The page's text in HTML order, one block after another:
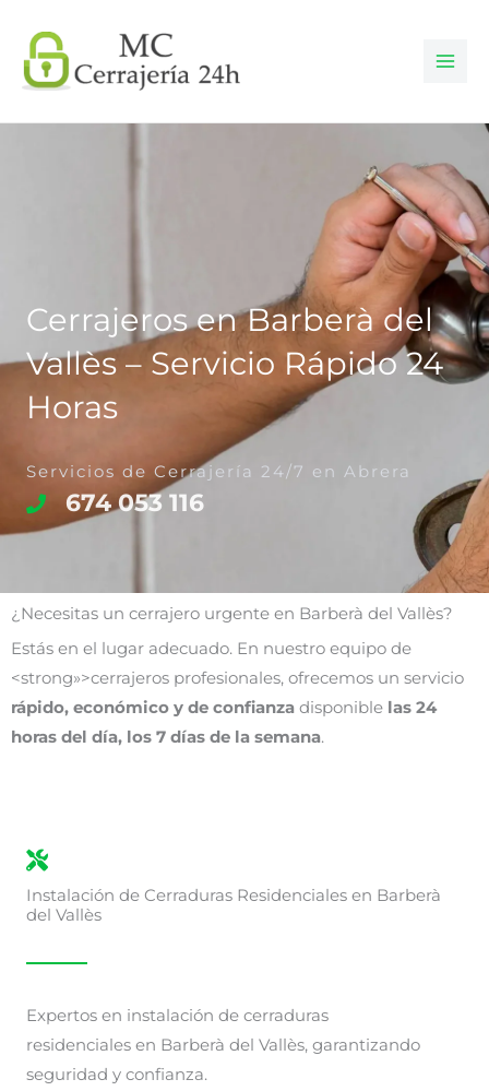
contenido
Cerrajeros en Barberà del
Vallès – Servicio Rápido 24
Horas
Servicios de Cerrajería 24/7 en Abrera
674 053 116
¿Necesitas un cerrajero urgente en Barberà del Vallès?
Estás en el lugar adecuado. En nuestro equipo de
<strong»>cerrajeros profesionales, ofrecemos un servicio
rápido, económico y de confianza disponible las 24
horas del día, los 7 días de la semana.
Instalación de Cerraduras Residenciales en Barberà
del Vallès
Expertos en instalación de cerraduras
residenciales en Barberà del Vallès, garantizando
seguridad y confianza.